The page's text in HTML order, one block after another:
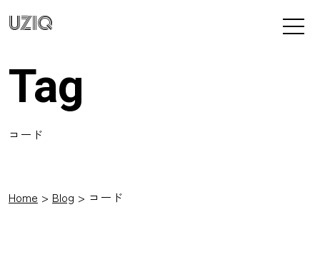
UZIQ
Tag
コード
Home Blog コード